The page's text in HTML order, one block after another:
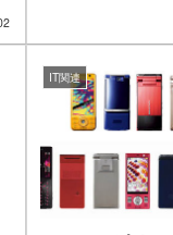
IT関連